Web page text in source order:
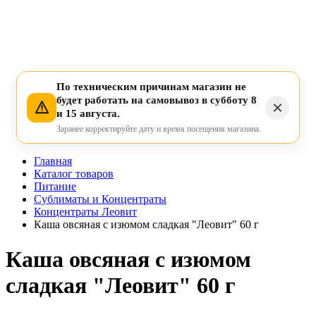
По техническим причинам магазин не
будет работать на самовывоз в субботу 8
и 15 августа.
Заранее корректируйте дату и время посещения магазина.
Главная
Каталог товаров
Питание
Сублиматы и Концентраты
Концентраты Леовит
Каша овсяная с изюмом сладкая "Леовит" 60 г
Каша овсяная с изюмом
сладкая "Леовит" 60 г